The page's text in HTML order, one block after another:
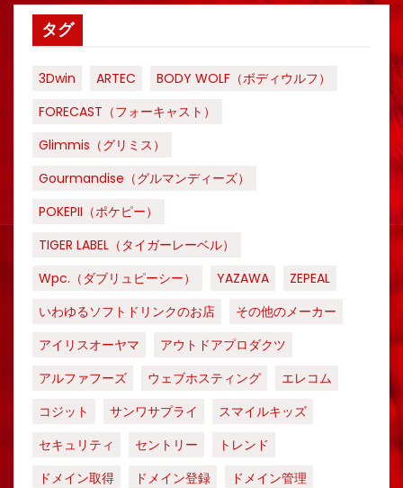
タグ
3Dwin ARTEC
BODY WOLF（ボディウルフ）
FORECAST（フォーキャスト）
Glimmis（グリミス）
Gourmandise（グルマンディーズ）
POKEPII（ポケピー）
TIGER LABEL（タイガーレーベル）
Wpc.（ダブリュピーシー）
YAZAWA
ZEPEAL
いわゆるソフトドリンクのお店
その他のメーカー
アイリスオーヤマ
アウトドアプロダクツ
アルファフーズ
ウェブホスティング
エレコム
コジット
サンワサプライ
スマイルキッズ
セキュリティ
セントリー
トレンド
ドメイン取得
ドメイン登録
ドメイン管理